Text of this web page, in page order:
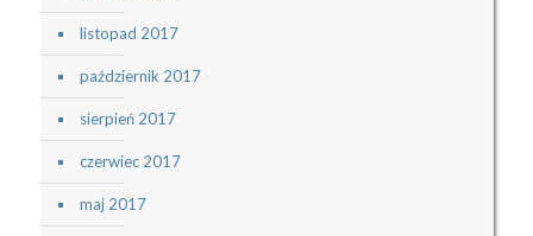
listopad 2017
październik 2017
sierpień 2017
czerwiec 2017
maj 2017